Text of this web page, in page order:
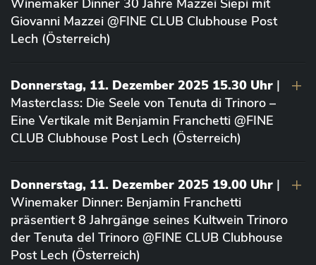
Winemaker Dinner 30 Jahre Mazzei Siepi mit
Giovanni Mazzei @FINE CLUB Clubhouse Post
Lech (Österreich)
Donnerstag, 11. Dezember 2025 15.30 Uhr |
Masterclass: Die Seele von Tenuta di Trinoro –
Eine Vertikale mit Benjamin Franchetti @FINE
CLUB Clubhouse Post Lech (Österreich)
Donnerstag, 11. Dezember 2025 19.00 Uhr |
Winemaker Dinner: Benjamin Franchetti
präsentiert 8 Jahrgänge seines Kultwein Trinoro
der Tenuta del Trinoro @FINE CLUB Clubhouse
Post Lech (Österreich)